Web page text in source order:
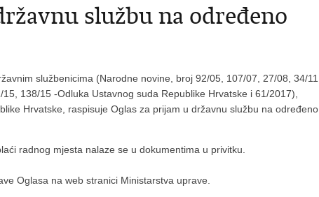
službu na određeno
službenicima (Narodne novine, broj 92/05, 107/07, 27/08, 34/11,
138/15 -Odluka Ustavnog suda Republike Hrvatske i 61/2017),
Hrvatske, raspisuje Oglas za prijam u državnu službu na određeno
radnog mjesta nalaze se u dokumentima u privitku.
Oglasa na web stranici Ministarstva uprave.